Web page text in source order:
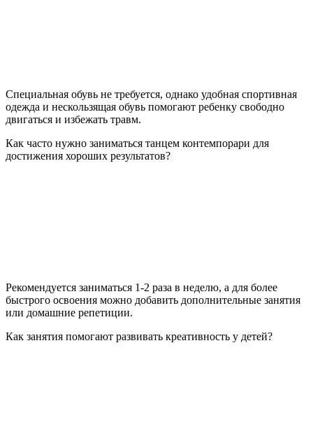
Специальная обувь не требуется, однако удобная спортивная
одежда и нескользящая обувь помогают ребенку свободно
двигаться и избежать травм.
Как часто нужно заниматься танцем контемпорари для
достижения хороших результатов?
Рекомендуется заниматься 1-2 раза в неделю, а для более
быстрого освоения можно добавить дополнительные занятия
или домашние репетиции.
Как занятия помогают развивать креативность у детей?